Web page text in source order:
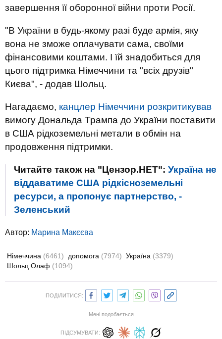
завершення її оборонної війни проти Росії.
"В України в будь-якому разі буде армія, яку
вона не зможе оплачувати сама, своїми
фінансовими коштами. І їй знадобиться для
цього підтримка Німеччини та "всіх друзів"
Києва", - додав Шольц.
Нагадаємо, канцлер Німеччини розкритикував
вимогу Дональда Трампа до України поставити
в США рідкоземельні метали в обмін на
продовження підтримки.
Читайте також на "Цензор.НЕТ": Україна не
віддаватиме США рідкісноземельні
ресурси, а пропонує партнерство, -
Зеленський
Автор: Марина Макєєва
Німеччина (6461) допомога (7974) Україна (3379)
Шольц Олаф (1094)
ПОДІЛИТИСЯ:
Мені подобається
ПІДСУМУВАТИ: